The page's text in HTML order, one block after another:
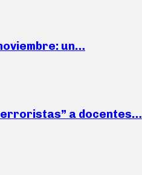
un…
a docentes…